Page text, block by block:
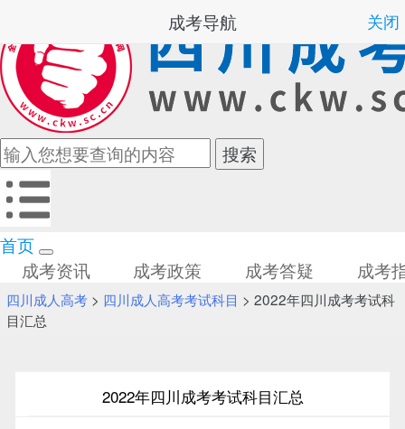
首页
成考资讯
成考政策 成考答疑 成考
四川成人高考> 四川成人高考考试科目 > 2022年四川成考考试科
目汇总
2022年四川成考考试科目汇总
成考导航 关闭